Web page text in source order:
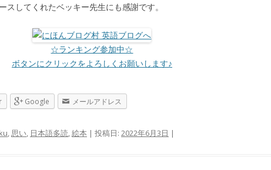
スしてくれたベッキー先生にも感謝です。
☆ランキング参加中☆
ボタンにクリックをよろしくお願いします♪
Google メールアドレス
思い 日本語多読 絵本 | 投稿日: 2022年6月3日 |